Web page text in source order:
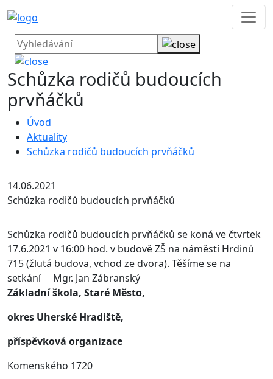
Schůzka rodičů budoucích
prvňáčků
Úvod
Aktuality
Schůzka rodičů budoucích prvňáčků
14.06.2021
Schůzka rodičů budoucích prvňáčků
Schůzka rodičů budoucích prvňáčků se koná ve čtvrtek
17.6.2021 v 16:00 hod. v budově ZŠ na náměstí Hrdinů
715 (žlutá budova, vchod ze dvora). Těšíme se na
setkání Mgr. Jan Zábranský
Základní škola, Staré Město,
okres Uherské Hradiště,
příspěvková organizace
Komenského 1720